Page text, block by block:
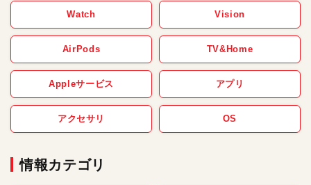
Watch Vision
AirPods TV&Home
Appleサービス アプリ
アクセサリ OS
情報カテゴリ